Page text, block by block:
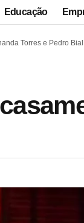
Educação
Torres e Pedro Bial